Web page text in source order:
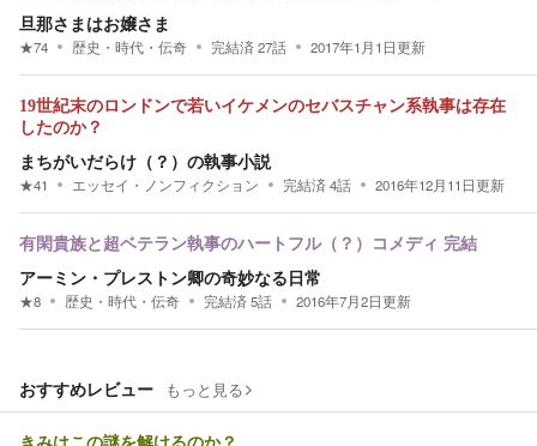
旦那さまはお嬢さま
★74 歴史・時代・伝奇 完結済27話 2017年1月1日更新
19世紀末のロンドンで若いイケメンのセバスチャン系執事は存在
したのか？
まちがいだらけ（？）の執事小説
★41 エッセイ・ノンフィクション 完結済4話 2016年12月11日更新
有閑貴族と超ベテラン執事のハートフル（？）コメディ 完結
アーミン・プレストン卿の奇妙なる日常
★8 歴史・時代・伝奇 完結済5話 2016年7月2日更新
おすすめレビュー もっと見る